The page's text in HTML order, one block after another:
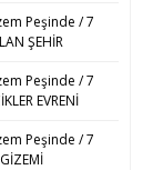
Peşinde / 7
ŞEHİR
Peşinde / 7
EVRENİ
Peşinde / 7